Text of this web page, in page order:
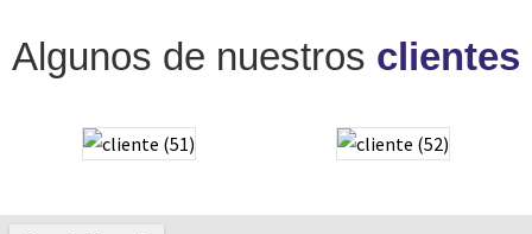
Algunos de nuestros clientes